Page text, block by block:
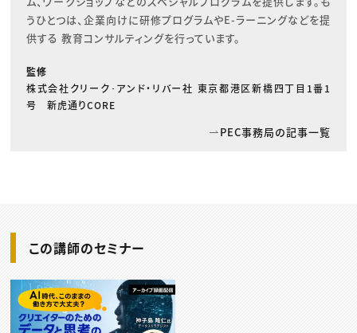
うひとつは、企業向けに研修プログラムやE-ラーニングなどを提
供する 教育コンサルティングを行っています。
監修
株式会社クリーク･アンド・リバー社 東京都港区新橋四丁目1番1
号 新虎通りCORE
PEC事務局の記事一覧
この講師のセミナー